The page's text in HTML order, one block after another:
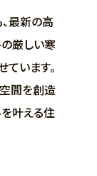
最新の高
厳しい寒
います。
間を創造
叶える住